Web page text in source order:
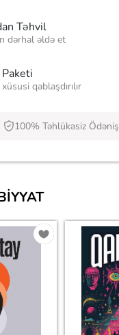
Təhvil
dərhal əldə et
qablaşdırılır
100% Təhlükəsiz Ödəniş